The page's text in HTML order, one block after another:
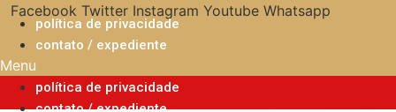
para
conteúdo
Facebook Twitter Instagram Youtube Whatsapp
política de privacidade
contato / expediente
Menu
política de privacidade
contato / expediente